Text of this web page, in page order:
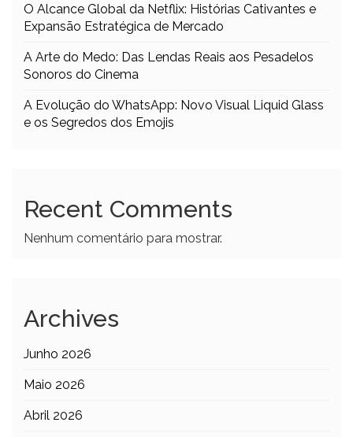
O Alcance Global da Netflix: Histórias Cativantes e
Expansão Estratégica de Mercado
A Arte do Medo: Das Lendas Reais aos Pesadelos
Sonoros do Cinema
A Evolução do WhatsApp: Novo Visual Liquid Glass
e os Segredos dos Emojis
Recent Comments
Nenhum comentário para mostrar.
Archives
Junho 2026
Maio 2026
Abril 2026